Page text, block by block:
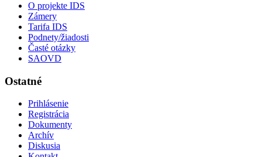
O projekte IDS
Zámery
Tarifa IDS
Podnety/žiadosti
Časté otázky
SAOVD
Ostatné
Prihlásenie
Registrácia
Dokumenty
Archív
Diskusia